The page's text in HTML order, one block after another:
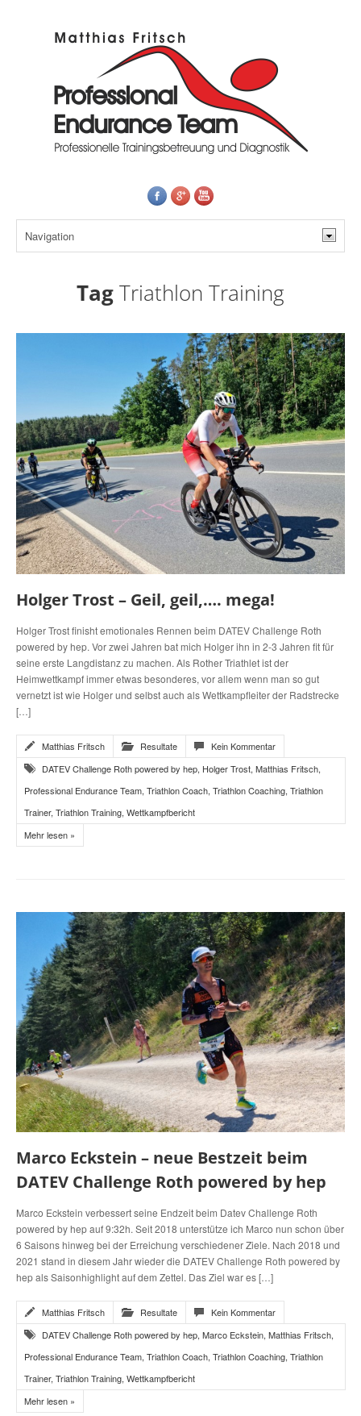
TagTriathlon Training
Holger Trost – Geil, geil,…. mega!
Holger Trost finisht emotionales Rennen beim DATEV Challenge Roth
powered by hep. Vor zwei Jahren bat mich Holger ihn in 2-3 Jahren fit für
seine erste Langdistanz zu machen. Als Rother Triathlet ist der
Heimwettkampf immer etwas besonderes, vor allem wenn man so gut
vernetzt ist wie Holger und selbst auch als Wettkampfleiter der Radstrecke
[…]
Matthias Fritsch Resultate
Kein Kommentar
DATEV Challenge Roth powered by hep, Holger Trost, Matthias Fritsch,
Professional Endurance Team, Triathlon Coach, Triathlon Coaching, Triathlon
Trainer, Triathlon Training, Wettkampfbericht
Mehr lesen »
Marco Eckstein – neue Bestzeit beim
DATEV Challenge Roth powered by hep
Marco Eckstein verbessert seine Endzeit beim Datev Challenge Roth
powered by hep auf 9:32h. Seit 2018 unterstütze ich Marco nun schon über
6 Saisons hinweg bei der Erreichung verschiedener Ziele. Nach 2018 und
2021 stand in diesem Jahr wieder die DATEV Challenge Roth powered by
hep als Saisonhighlight auf dem Zettel. Das Ziel war es […]
Matthias Fritsch Resultate
Kein Kommentar
DATEV Challenge Roth powered by hep, Marco Eckstein, Matthias Fritsch,
Professional Endurance Team, Triathlon Coach, Triathlon Coaching, Triathlon
Trainer, Triathlon Training, Wettkampfbericht
Mehr lesen »